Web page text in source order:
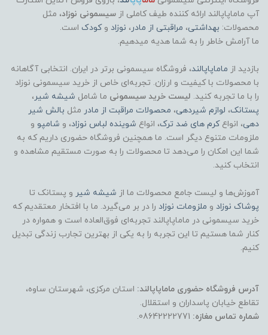
آپ ماماپاپالند ارائه کننده طیف کاملی از سیسمونی نوزاد، مثل
محصولات: بهداشتی، مراقبتی از مادر، نوزاد وکودک است.
ما آرامش خاطر را به شما هدیه میدهیم.
بازدید از ماماپاپالند، فروشگاه سیسمونی برتر در ایران. انتخابی آگاهانه
با محصولات با کیفیت و ارزان. تجربه‌ای خاص از خرید سیسمونی نوزاد
را با ما تجربه کنید. لیست خرید سیسمونی ما شامل شیشه شیر،
پستانک، لوازم شیردهی، محصولات مراقبت از مادر مثل بالش شیر
دهی، انواعکرم های ضد ترک، انواع شوینده لباس نوزاد، و شامپو و
ملزومات متنوع دیگر است. ما همچنین فروشگاه حضوری داریم که به
شما این امکان را می‌دهد تا محصولات را به صورت مستقیم مشاهده و
انتخاب کنید.
آموزش‌ها و لیست جامع محصولات ما از شیشه شیر و پستانک تا
پوشاک نوزاد و ملزومات نوزاد را در بر می‌گیرد. ما با افتخار معتقدیم که
خرید سیسمونی در ماماپاپالند تجربه‌ای فوق‌العاده است و همواره در
کنار شما هستیم تا این تجربه را به یکی از بهترین تجارب زندگی تبدیل
کنیم.
آدرس فروشگاه حضوری ماماپاپالند: استان مرکزی، شهرستان ساوه،
تقاطع خیابان پاسداران و استقلال.
شماره تماس مغازه: